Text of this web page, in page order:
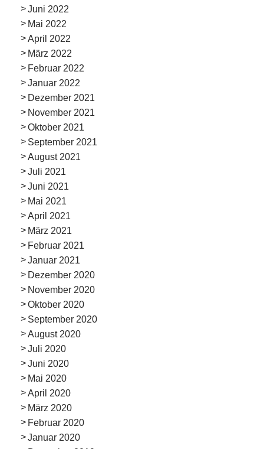
Juni 2022
Mai 2022
April 2022
März 2022
Februar 2022
Januar 2022
Dezember 2021
November 2021
Oktober 2021
September 2021
August 2021
Juli 2021
Juni 2021
Mai 2021
April 2021
März 2021
Februar 2021
Januar 2021
Dezember 2020
November 2020
Oktober 2020
September 2020
August 2020
Juli 2020
Juni 2020
Mai 2020
April 2020
März 2020
Februar 2020
Januar 2020